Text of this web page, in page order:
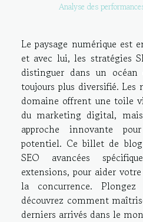
Analyse des
Le paysage numérique est
et avec lui, les stratégies
distinguer dans un
toujours plus diversifié. Les
domaine offrent une toile
du marketing digital,
approche innovante
potentiel. Ce billet de
SEO avancées
extensions, pour aider
la concurrence.
découvrez comment
derniers arrivés dans le